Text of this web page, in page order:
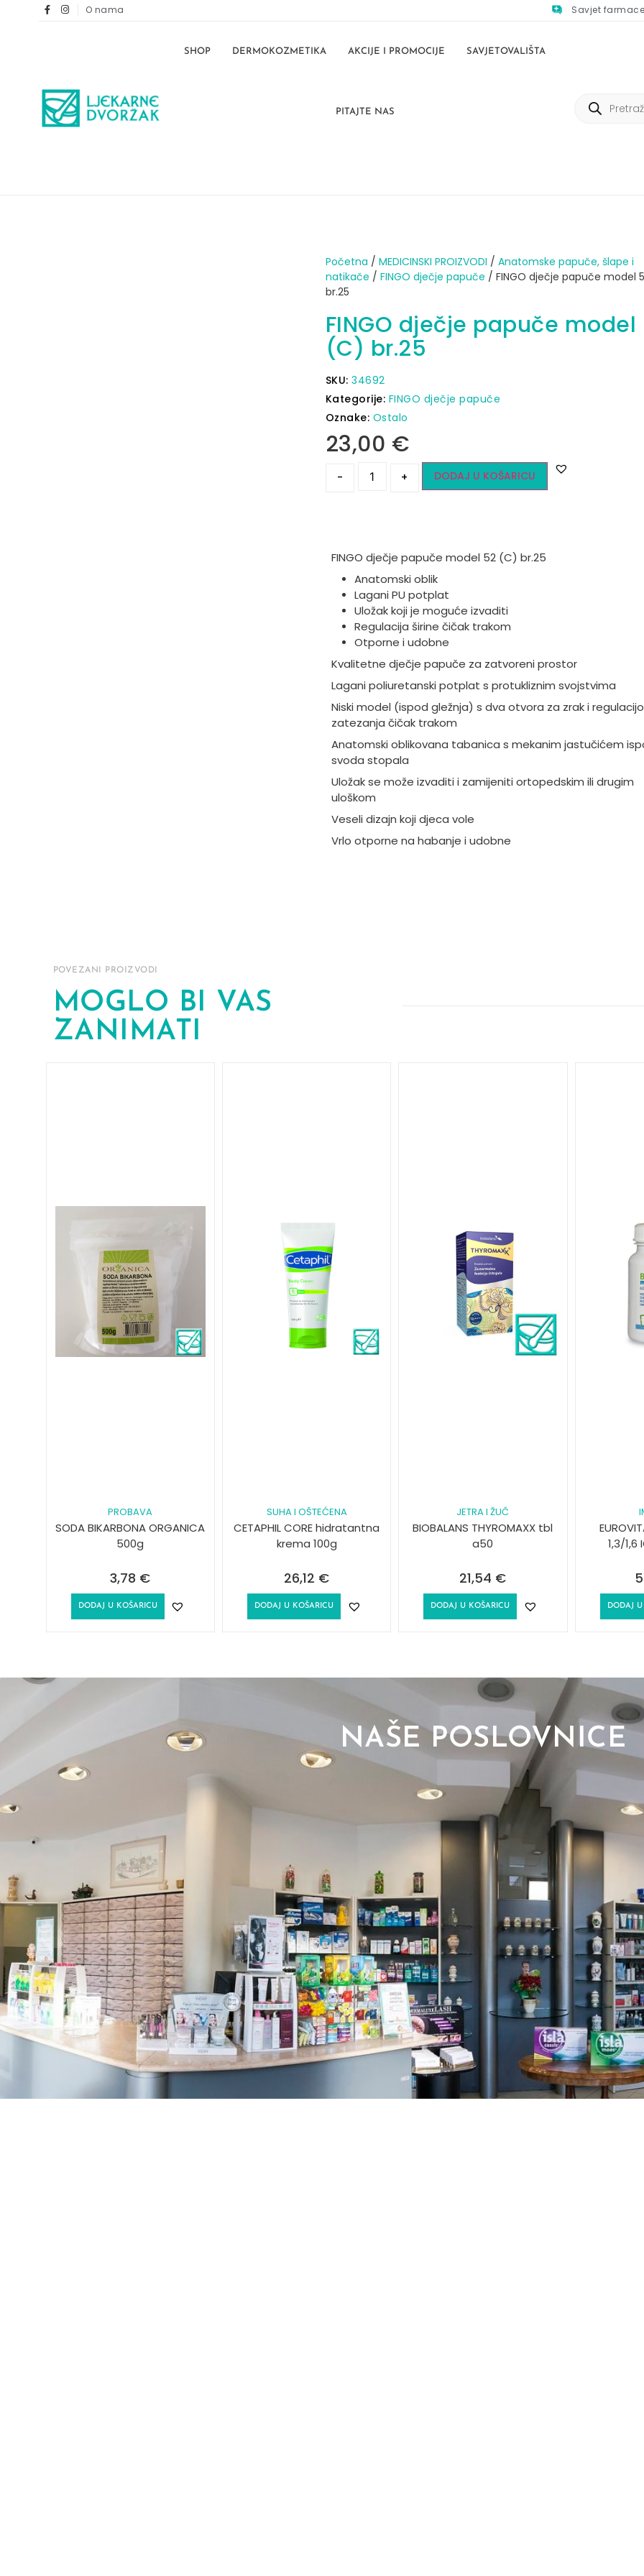
O nama Savjet
SHOP DERMOKOZMETIKA AKCIJE I PROMOCIJE SAVJETOVALIŠTA
PITAJTE NAS
Početna / MEDICINSKI PROIZVODI / Anatomske papuče, šlape i
natikače / FINGO dječje papuče / FINGO dječje papuče model
br.25
FINGO dječje papuče model
(C) br.25
SKU: 34692
Kategorije: FINGO dječje papuče
Oznake: Ostalo
23,00 €
- + DODAJ U KOŠARICU
FINGO dječje papuče model 52 (C) br.25
Anatomski oblik
Lagani PU potplat
Uložak koji je moguće izvaditi
Regulacija širine čičak trakom
Otporne i udobne
Kvalitetne dječje papuče za zatvoreni prostor
Lagani poliuretanski potplat s protukliznim svojstvima
Niski model (ispod gležnja) s dva otvora za zrak i
zatezanja čičak trakom
Anatomski oblikovana tabanica s mekanim jastučićem
svoda stopala
Uložak se može izvaditi i zamijeniti ortopedskim ili drugim
uloškom
Veseli dizajn koji djeca vole
Vrlo otporne na habanje i udobne
POVEZANI PROIZVODI
MOGLO BI VAS
ZANIMATI
PROBAVA
SODA BIKARBONA ORGANICA
500g
3,78 €
DODAJ U KOŠARICU
SUHA I OŠTEĆENA
CETAPHIL CORE hidratantna
krema 100g
26,12 €
DODAJ U KOŠARICU
JETRA I ŽUČ
BIOBALANS THYROMAXX tbl
a50
21,54 €
DODAJ U KOŠARICU
1,3/
DODAJ
NAŠE POSLOVNICE